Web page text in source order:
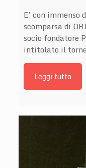
E’ con immenso
scomparsa di
socio fondatore
intitolato il
Leggi tutto